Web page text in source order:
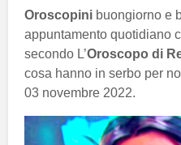
Oroscopini buongiorno e
appuntamento quotidiano
secondo L’Oroscopo di
cosa hanno in serbo per
03 novembre 2022.